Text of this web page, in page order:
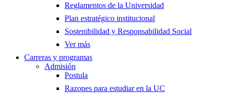
Reglamentos de la Universidad
Plan estratégico institucional
Sostenibilidad y Responsabilidad Social
Ver más
Carreras y programas
Admisión
Postula
Razones para estudiar en la UC